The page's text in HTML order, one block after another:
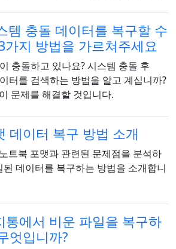
템 충돌 데이터를 복구할 수
가지 방법을 가르쳐주세요
충돌하고 있나요? 시스템 충돌 후
터를 검색하는 방법을 알고 계십니까?
문제를 해결할 것입니다.
데이터 복구 방법 소개
트북 포맷과 관련된 문제점을 분석하
된 데이터를 복구하는 방법을 소개합니
통에서 비운 파일을 복구하
엇입니까?
언어 전환
Nederlands
Tiếng Việt
Français
Italiano
Suomalainen
Svenska
हिंदी
தமிழ்
ไทย